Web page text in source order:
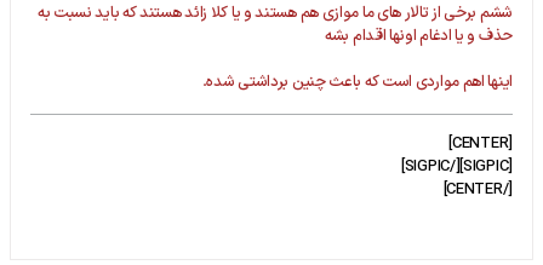
ششم برخی از تالار های ما موازی هم هستند و یا کلا زائد هستند که باید نسبت به
حذف و یا ادغام اونها اقدام بشه
اینها اهم مواردی است که باعث چنین برداشتی شده.
[CENTER]
[SIGPIC][/SIGPIC]
[/CENTER]